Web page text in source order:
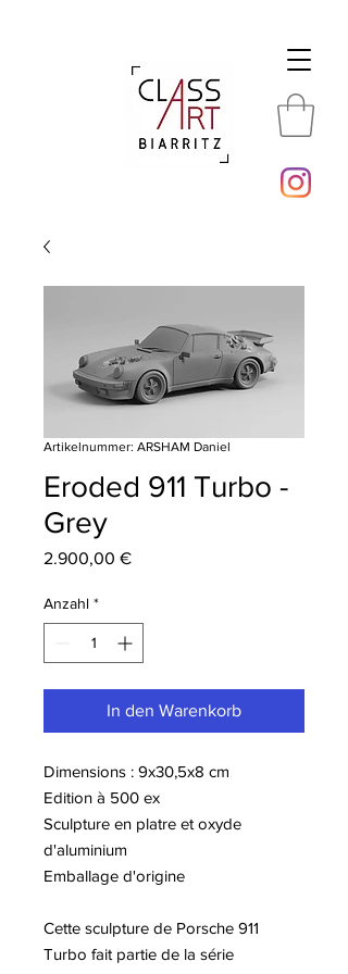
Artikelnummer: ARSHAM Daniel
Eroded 911 Turbo -
Grey
2.900,00 €Preis
Anzahl *
In den Warenkorb
Dimensions : 9x30,5x8 cm
Edition à 500 ex
Sculpture en platre et oxyde
d'aluminium
Emballage d'origine
Cette sculpture de Porsche 911
Turbo fait partie de la série